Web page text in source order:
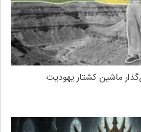
ماشین کشتار یهودیت